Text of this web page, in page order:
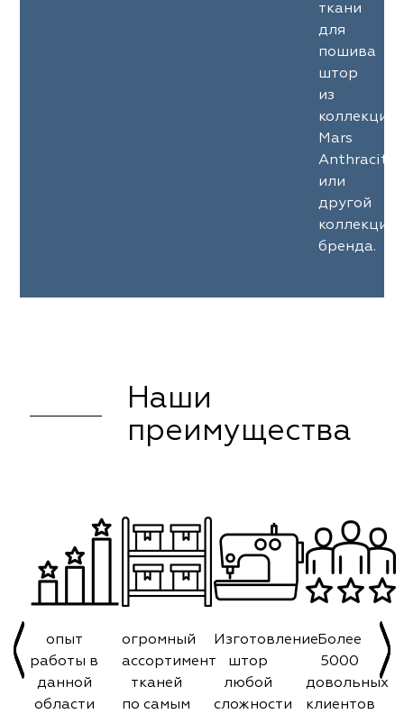
ткани
для
пошива
штор
из
Mars
Anthracite
или
другой
коллекции
бренда.
Наши
преимущества
опыт
работы в
данной
области
огромный
ассортимент
тканей
по самым
Изготовление
штор
любой
сложности
Более
5000
довольных
клиентов